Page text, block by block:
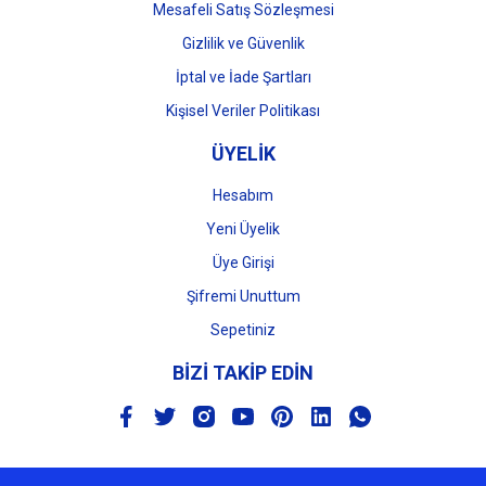
Mesafeli Satış Sözleşmesi
Gizlilik ve Güvenlik
İptal ve İade Şartları
Kişisel Veriler Politikası
ÜYELİK
Hesabım
Yeni Üyelik
Üye Girişi
Şifremi Unuttum
Sepetiniz
BİZİ TAKİP EDİN